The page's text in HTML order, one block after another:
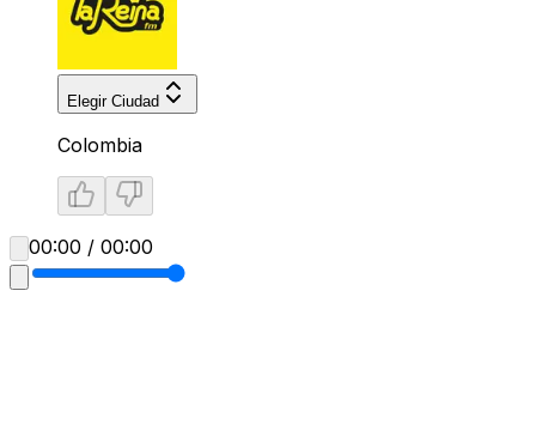
Elegir Ciudad
Colombia
00:00 / 00:00